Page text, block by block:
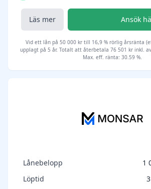
Läs mer Ansök
Vid ett lån på 50 000 kr till 16,9 % rörlig årsränta
upplagt på 5 år. Totalt att återbetala 76 501 kr inkl.
Max. eff. ränta: 30.59 %.
Lånebelopp
1
Löptid